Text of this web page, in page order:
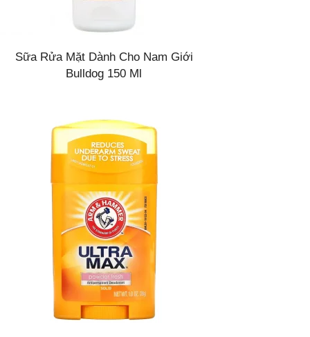
Sữa Rửa Mặt Dành Cho Nam Giới
Bulldog 150 Ml